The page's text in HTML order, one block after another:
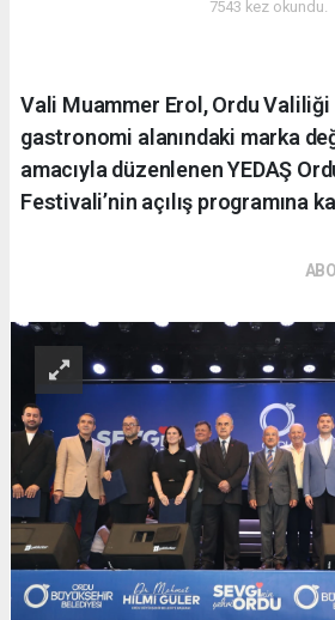
7543 kez okundu.
Vali Muammer Erol, Ordu
gastronomi alanındaki marka
amacıyla düzenlenen YEDAŞ
Festivali’nin açılış programına